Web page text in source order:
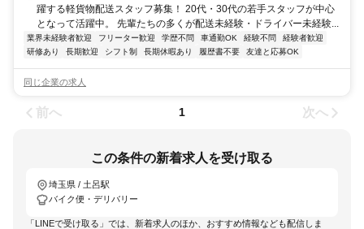
躍する軽貨物配送スタッフ募集！ 20代・30代の若手スタッフが中心
となって活躍中。 先輩たちの多くが配送未経験・ドライバー未経験...
業界未経験者歓迎 フリーター歓迎 学歴不問 車通勤OK 経験不問
経験者歓迎
研修あり
長期歓迎 シフト制 長期休暇あり 履歴書不要 友達と応募OK
同じ企業の求人
前へ 1 次へ
この条件の新着求人を受け取る
埼玉県 / 土呂駅
バイク便・デリバリー
「LINEで受け取る」では、新着求人のほか、おすすめ情報なども配信しま